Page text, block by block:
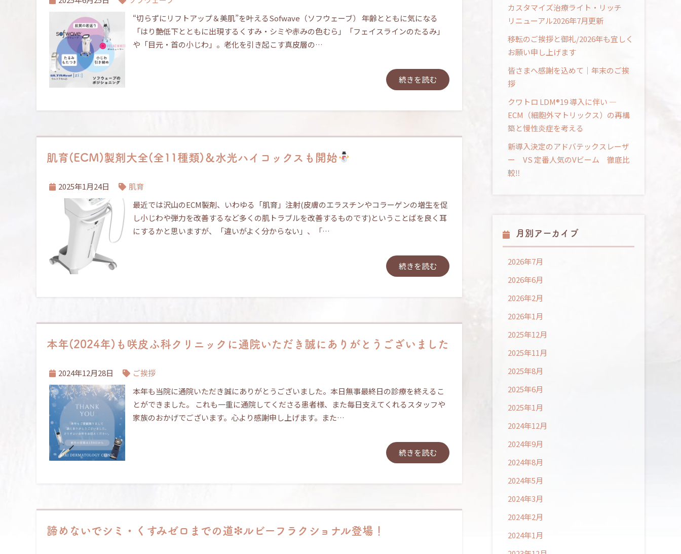
“切らずにリフトアップ＆美肌”を叶えるSofwave（ソフウェーブ） 年齢とともに気になる
「はり艶低下とともに出現するくすみ・シミや赤みの色むら」「フェイスラインのたるみ」
や「目元・首の小じわ」。老化を引き起こす真皮層の…
続きを読む
肌育(ECM)製剤大全(全11種類)＆水光ハイコックスも開始
2025年1月24日
肌育
最近では沢山のECM製剤、いわゆる「肌育」注射(皮膚のエラスチンやコラーゲンの増生を促
し小じわや弾力を改善するなど多くの肌トラブルを改善するものです)ということばを良く耳
にするかと思いますが、「違いがよく分からない」、「…
続きを読む
本年(2024年)も咲皮ふ科クリニックに通院いただき誠にありがとうございました
2024年12月28日
ご挨拶
本年も当院に通院いただき誠にありがとうございました。本日無事最終日の診療を終えるこ
とができました。 これも一重に通院してくださる患者様、また毎日支えてくれるスタッフや
家族のおかげでございます。心より感謝申し上げます。また…
続きを読む
諦めないでシミ・くすみゼロまでの道❇ルビーフラクショナル登場！
カスタマイズ治療ライト・リッチ
リニューアル2026年7月更新
移転のご挨拶と御礼/2026年も宜しく
お願い申し上げます
皆さまへ感謝を込めて｜年末のご挨
拶
クワトロ LDM®19 導入に伴い ―
ECM（細胞外マトリックス）の再構
築と慢性炎症を考える
新導入決定のアドバテックスレーザ
ー VS 定番人気のVビーム 徹底比
較‼
月別アーカイブ
2026年7月
2026年6月
2026年2月
2026年1月
2025年12月
2025年11月
2025年8月
2025年6月
2025年1月
2024年12月
2024年9月
2024年8月
2024年5月
2024年3月
2024年2月
2024年1月